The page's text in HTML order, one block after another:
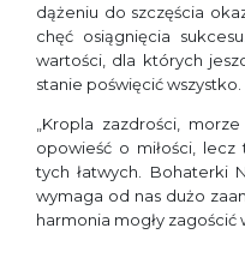
dążeniu do szczęścia
chęć osiągnięcia
wartości, dla których
stanie poświęcić wszystko.
„Kropla zazdrości,
opowieść o miłości,
tych łatwych. Bohaterki
wymaga od nas dużo
harmonia mogły zagościć